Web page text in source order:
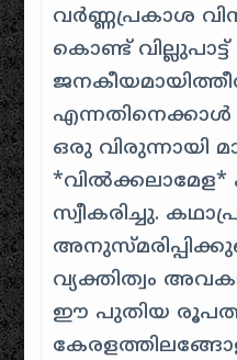
വർണ്ണപ്രകാശ
കൊണ്ട് വില്ലുപാട്ട്
ഒരു വിരുന്നായി
സ്വീകരിച്ചു.
വ്യക്തിത്വം
ഈ പുതിയ